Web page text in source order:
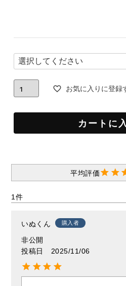
お気に入りに登録
カートに
1
いぬくん 購入者
非公開
投稿日
2025/11/06